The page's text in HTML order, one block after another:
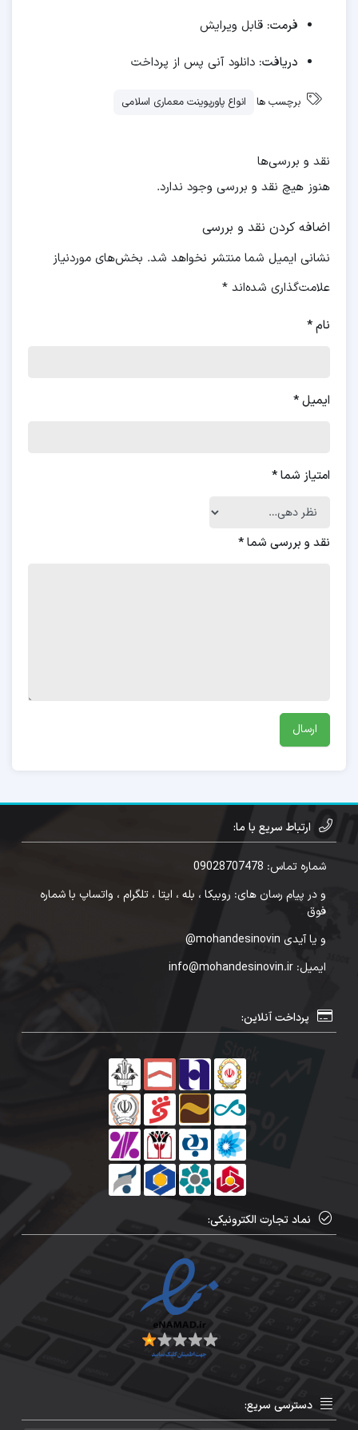
فرمت: قابل ویرایش
دریافت: دانلود آنی پس از پرداخت
برچسب ها انواع پاورپوینت معماری اسلامی
نقد و بررسی‌ها
هنوز هیچ نقد و بررسی وجود ندارد.
اضافه کردن نقد و بررسی
نشانی ایمیل شما منتشر نخواهد شد. بخش‌های موردنیاز
علامت‌گذاری شده‌اند *
نام*
ایمیل*
امتیاز شما*
نقد و بررسی شما*
ارتباط سریع با ما:
شماره تماس: 09028707478
و در پیام رسان های: روبیکا ، بله ، ایتا ، تلگرام ، واتساپ با شماره
فوق
و یا آیدی mohandesinovin@
ایمیل: info@mohandesinovin.ir
پرداخت آنلاین:
نماد تجارت الکترونیکی:
دسترسی سریع: